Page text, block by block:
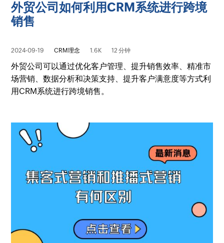
外贸公司如何利用CRM系统进行跨境
销售
2024-09-19 CRM理念 1.6K 12 分钟
外贸公司可以通过优化客户管理、提升销售效率、精准市
场营销、数据分析和决策支持、提升客户满意度等方式利
用CRM系统进行跨境销售。